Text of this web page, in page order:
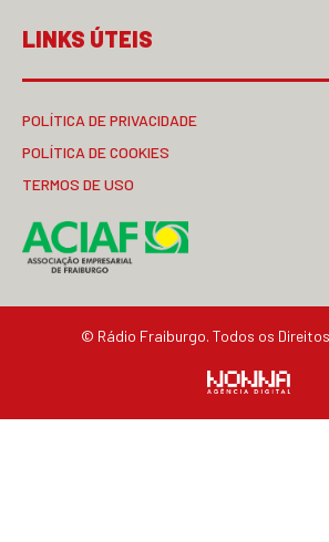
LINKS ÚTEIS
POLÍTICA DE PRIVACIDADE
POLÍTICA DE COOKIES
TERMOS DE USO
© Rádio Fraiburgo. Todos os